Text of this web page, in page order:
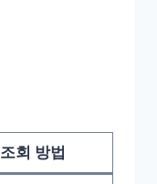
조회 방법